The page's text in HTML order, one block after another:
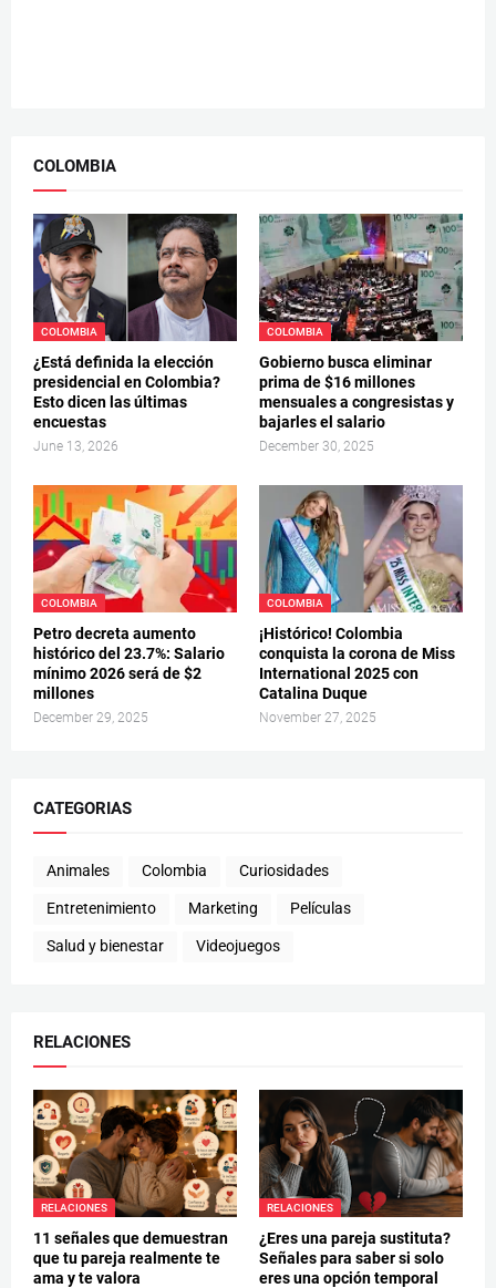
COLOMBIA
COLOMBIA
¿Está definida la elección
presidencial en Colombia?
Esto dicen las últimas
encuestas
June 13, 2026
COLOMBIA
Gobierno busca eliminar
prima de $16 millones
mensuales a congresistas y
bajarles el salario
December 30, 2025
COLOMBIA
Petro decreta aumento
histórico del 23.7%: Salario
mínimo 2026 será de $2
millones
December 29, 2025
COLOMBIA
¡Histórico! Colombia
conquista la corona de Miss
International 2025 con
Catalina Duque
November 27, 2025
CATEGORIAS
Animales Colombia Curiosidades
Entretenimiento Marketing Películas
Salud y bienestar Videojuegos
RELACIONES
RELACIONES
11 señales que demuestran
que tu pareja realmente te
ama y te valora
RELACIONES
¿Eres una pareja sustituta?
Señales para saber si solo
eres una opción temporal